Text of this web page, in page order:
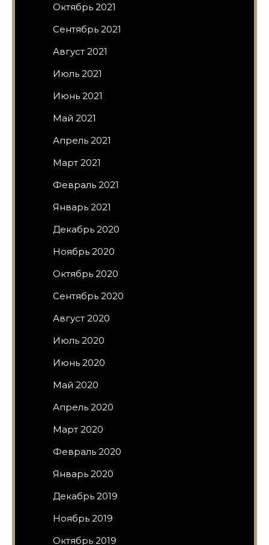
Октябрь 2021
Сентябрь 2021
Август 2021
Июль 2021
Июнь 2021
Май 2021
Апрель 2021
Март 2021
Февраль 2021
Январь 2021
Декабрь 2020
Ноябрь 2020
Октябрь 2020
Сентябрь 2020
Август 2020
Июль 2020
Июнь 2020
Май 2020
Апрель 2020
Март 2020
Февраль 2020
Январь 2020
Декабрь 2019
Ноябрь 2019
Октябрь 2019